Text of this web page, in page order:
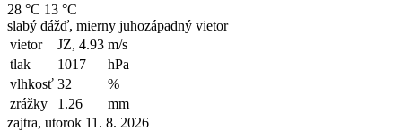
28 °C 13 °C
slabý dážď, mierny juhozápadný vietor
vietor
JZ, 4.93 m/s
tlak
1017
hPa
vlhkosť 32
%
zrážky
1.26
mm
zajtra, utorok 11. 8. 2026